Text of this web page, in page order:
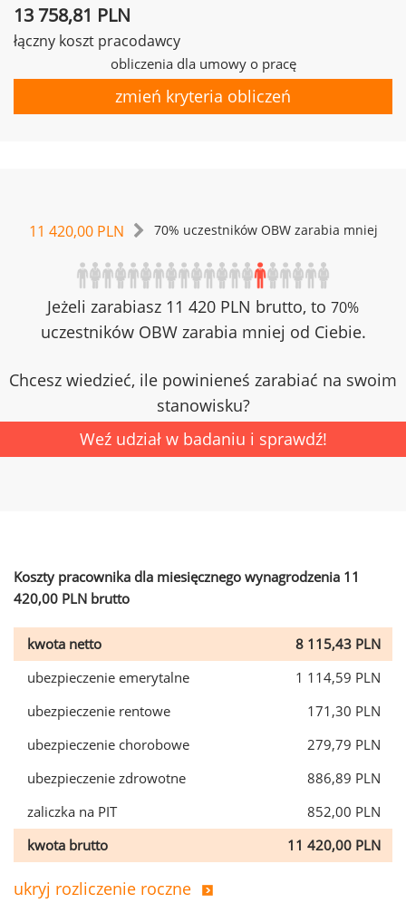
13 758,81 PLN
łączny koszt pracodawcy
obliczenia dla umowy o pracę
zmień kryteria obliczeń
11 420,00 PLN 70% uczestników OBW zarabia mniej
Jeżeli zarabiasz 11 420 PLN brutto, to 70%
uczestników OBW zarabia mniej od Ciebie.
Chcesz wiedzieć, ile powinieneś zarabiać na swoim
stanowisku?
Weź udział w badaniu i sprawdź!
Koszty pracownika dla miesięcznego wynagrodzenia 11
420,00 PLN brutto
kwota netto
8 115,43 PLN
ubezpieczenie emerytalne
1 114,59 PLN
ubezpieczenie rentowe
171,30 PLN
ubezpieczenie chorobowe
279,79 PLN
ubezpieczenie zdrowotne
886,89 PLN
zaliczka na PIT
852,00 PLN
kwota brutto
11 420,00 PLN
ukryj rozliczenie roczne